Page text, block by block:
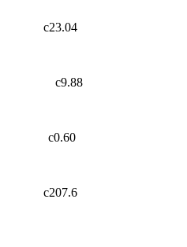
c23.04
c9.88
c0.60
c207.6